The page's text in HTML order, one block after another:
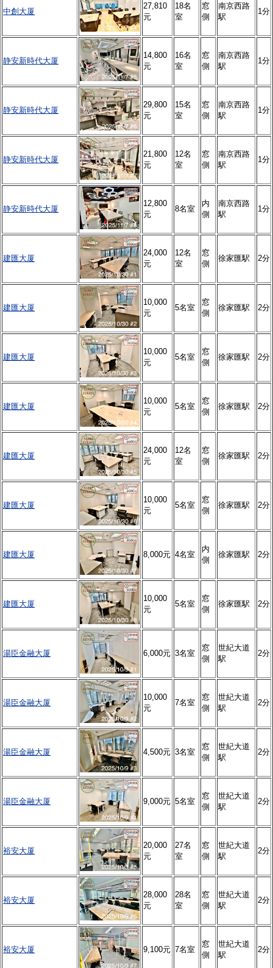
中創大厦
27,810
元
18名
室
窓
側
南京西路
駅
1分
静安新時代大厦
14,800
元
16名
室
窓
側
南京西路
駅
1分
静安新時代大厦
29,800
元
15名
室
窓
側
南京西路
駅
1分
静安新時代大厦
21,800
元
12名
室
窓
側
南京西路
駅
1分
静安新時代大厦
12,800
元
8名室
内
側
南京西路
駅
1分
建匯大厦
24,000
元
12名
室
窓
側
徐家匯駅 2分
建匯大厦
10,000
元
5名室
窓
側
徐家匯駅 2分
建匯大厦
10,000
元
5名室
窓
側
徐家匯駅 2分
建匯大厦
10,000
元
5名室
窓
側
徐家匯駅 2分
建匯大厦
24,000
元
12名
室
窓
側
徐家匯駅 2分
建匯大厦
10,000
元
5名室
窓
側
徐家匯駅 2分
建匯大厦 8,000元 4名室
内
側
徐家匯駅 2分
建匯大厦
10,000
元
5名室
窓
側
徐家匯駅 2分
湯臣金融大厦 6,000元 3名室
窓
側
世紀大道
駅
2分
湯臣金融大厦
10,000
元
7名室
窓
側
世紀大道
駅
2分
湯臣金融大厦 4,500元 3名室
窓
側
世紀大道
駅
2分
湯臣金融大厦 9,000元 5名室
窓
側
世紀大道
駅
2分
裕安大厦
20,000
元
27名
室
窓
側
世紀大道
駅
2分
裕安大厦
28,000
元
28名
室
窓
側
世紀大道
駅
2分
裕安大厦 9,100元 7名室
窓
側
世紀大道
駅
2分